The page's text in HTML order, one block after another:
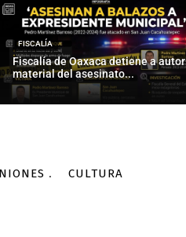
FISCALÍA
Fiscalía de Oaxaca detiene a autor
material del asesinato...
CULTURA